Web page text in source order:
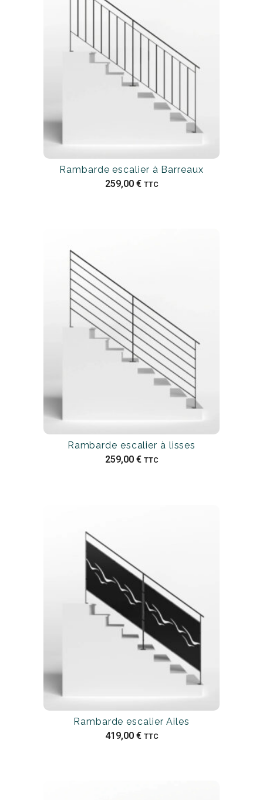
Rambarde escalier à Barreaux
259,00 € TTC
Rambarde escalier à lisses
259,00 € TTC
Rambarde escalier Ailes
419,00 € TTC